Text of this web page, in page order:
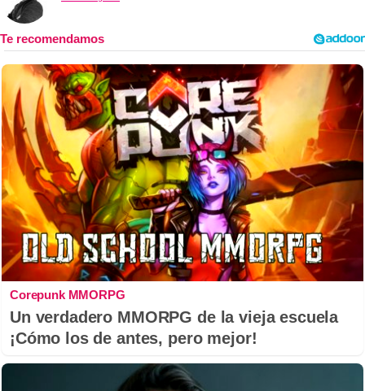
Corepunk MMORPG
Un verdadero MMORPG de la vieja escuela
¡Cómo los de antes, pero mejor!